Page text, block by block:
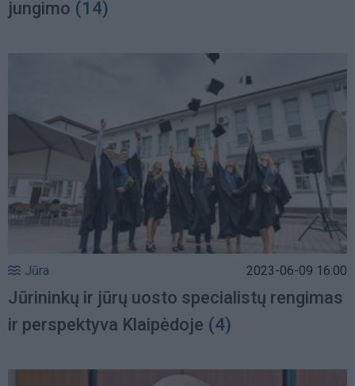
jungimo (14)
Jūra 2023-06-09 16:00
Jūrininkų ir jūrų uosto specialistų rengimas
ir perspektyva Klaipėdoje (4)